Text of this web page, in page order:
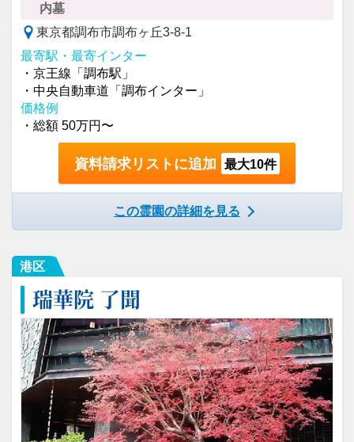
内墓
東京都調布市調布ヶ丘3-8-1
最寄駅・最寄インター
・京王線「調布駅」
・中央自動車道「調布インター」
価格例
・総額 50万円〜
資料請求リストに追加 最大10件
この霊園の詳細を見る
港区
瑞華院 了聞